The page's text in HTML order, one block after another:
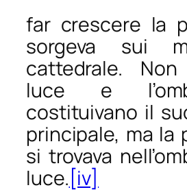
far crescere la
sorgeva sui
cattedrale.
luce e
costituivano il
principale, ma la
si trovava
luce. [iv]